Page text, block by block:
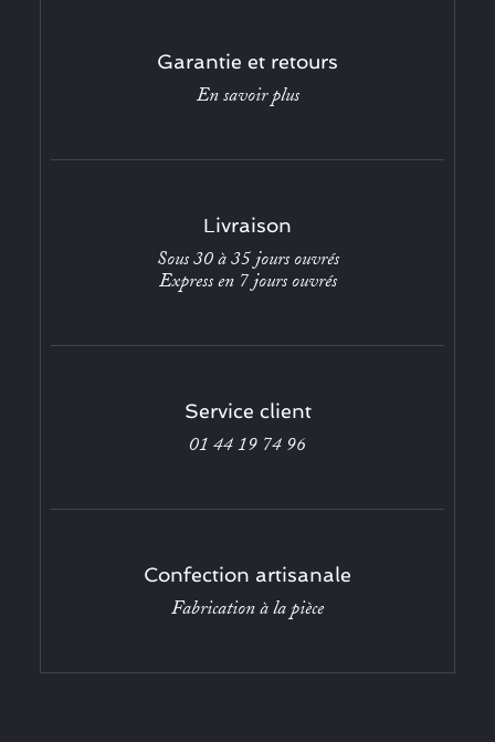
Garantie et retours
En savoir plus
Livraison
Sous 30 à 35 jours ouvrés
Express en 7 jours ouvrés
Service client
01 44 19 74 96
Confection artisanale
Fabrication à la pièce